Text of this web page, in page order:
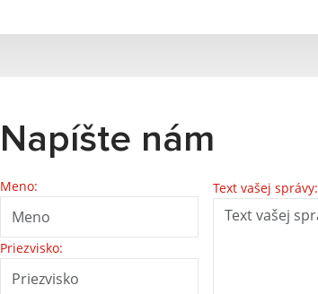
Napíšte nám
Meno:
Priezvisko:
Text vašej správy: